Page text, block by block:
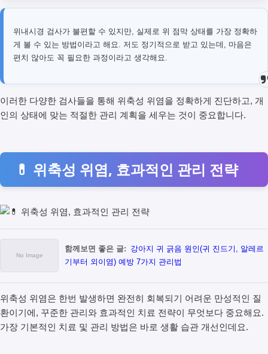
위내시경 검사가 불편할 수 있지만, 실제로 위 점막 상태를 가장 정확하
게 볼 수 있는 방법이라고 해요. 저도 정기적으로 받고 있는데, 마음은
편치 않아도 꼭 필요한 과정이라고 생각해요.
이러한 다양한 검사들을 통해 위축성 위염을 정확하게 진단하고, 개
인의 상태에 맞는 적절한 관리 계획을 세우는 것이 중요합니다.
💊 위축성 위염, 효과적인 관리 전략
함께보면 좋은 글: 강아지 귀 긁음 원인(귀 진드기, 알레르
기부터 외이염) 예방 7가지 관리법
위축성 위염은 한번 발생하면 완전히 회복되기 어려운 만성적인 질
환이기에, 꾸준한 관리와 효과적인 치료 전략이 무엇보다 중요해요.
가장 기본적인 치료 및 관리 방법은 바로 생활 습관 개선인데요.